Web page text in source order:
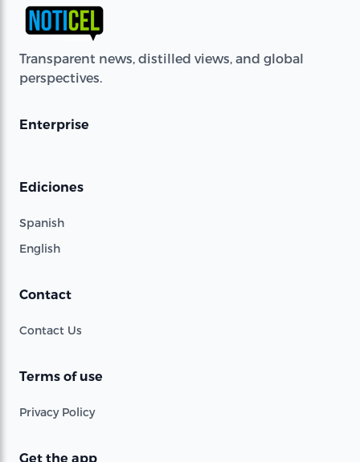
Transparent news, distilled views, and global
perspectives.
Enterprise
Ediciones
Spanish
English
Contact
Contact Us
Terms of use
Privacy Policy
Get the app